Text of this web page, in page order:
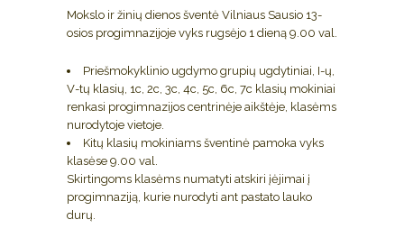
Mokslo ir žinių dienos šventė Vilniaus Sausio 13-
osios progimnazijoje vyks rugsėjo 1 dieną 9.00 val.
Priešmokyklinio ugdymo grupių ugdytiniai, I-ų,
V-tų klasių, 1c, 2c, 3c, 4c, 5c, 6c, 7c klasių mokiniai
renkasi progimnazijos centrinėje aikštėje, klasėms
nurodytoje vietoje.
Kitų klasių mokiniams šventinė pamoka vyks
klasėse 9.00 val.
Skirtingoms klasėms numatyti atskiri įėjimai į
progimnaziją, kurie nurodyti ant pastato lauko
durų.